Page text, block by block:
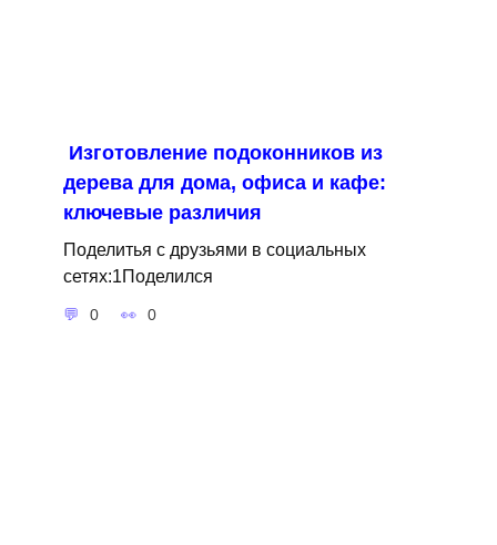
Изготовление подоконников из
дерева для дома, офиса и кафе:
ключевые различия
Поделитья с друзьями в социальных
сетях:1Поделился
0 0